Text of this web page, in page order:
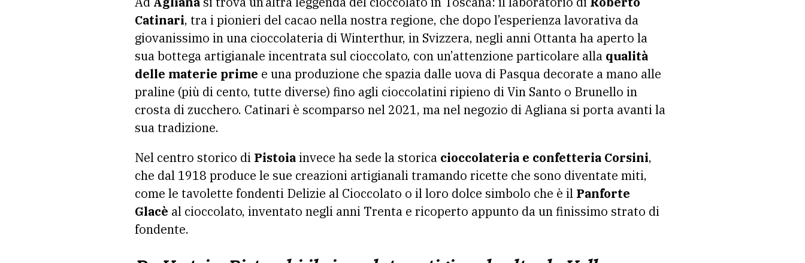
Catinari, tra i pionieri del cacao nella nostra regione, che dopo l’esperienza lavorativa da
giovanissimo in una cioccolateria di Winterthur, in Svizzera, negli anni Ottanta ha aperto la
sua bottega artigianale incentrata sul cioccolato, con un’attenzione particolare alla qualità
delle materie prime e una produzione che spazia dalle uova di Pasqua decorate a mano alle
praline (più di cento, tutte diverse) fino agli cioccolatini ripieno di Vin Santo o Brunello in
crosta di zucchero. Catinari è scomparso nel 2021, ma nel negozio di Agliana si porta avanti la
sua tradizione.
Nel centro storico di Pistoiainvece ha sede la storica cioccolateria e confetteria Corsini,
che dal 1918 produce le sue creazioni artigianali tramando ricette che sono diventate miti,
come le tavolette fondenti Delizie al Cioccolato o il loro dolce simbolo che è il Panforte
Glacè al cioccolato, inventato negli anni Trenta e ricoperto appunto da un finissimo strato di
fondente.